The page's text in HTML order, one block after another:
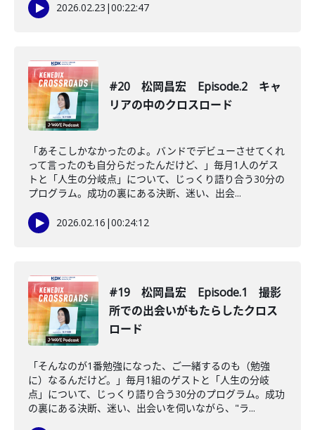
2026.02.23 |00:22:47
#20 松岡昌宏 Episode.2 キャ
リアの中のクロスロード
「あそこしかなかったのよ。バンドでデビューさせてくれ
って言ったのも自分らだったんだけど、」毎月1人のゲス
トと「人生の分岐点」について、じっくり語り合う30分の
プログラム。成功の裏にある決断、迷い、出会...
2026.02.16 |00:24:12
#19 松岡昌宏 Episode.1 撮影
所での出会いがもたらしたクロス
ロード
「そんなのが1番勉強になった、ご一緒するのも（勉強
に）なるんだけど。」毎月1組のゲストと「人生の分岐
点」について、じっくり語り合う30分のプログラム。成功
の裏にある決断、迷い、出会いを伺いながら、"ラ...